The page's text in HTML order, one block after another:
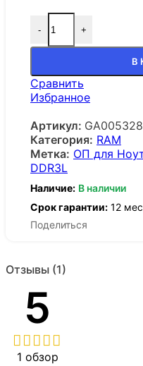
- +
В
Сравнить
Избранное
Артикул: GA005328
Категория: RAM
Метка: ОП для
DDR3L
Наличие: В наличии
Срок гарантии: 12
Поделиться
Отзывы (1)
5
1 обзор